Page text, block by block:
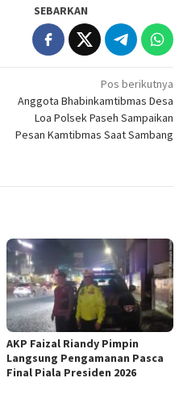
SEBARKAN
Pos berikutnya
Anggota Bhabinkamtibmas Desa
Loa Polsek Paseh Sampaikan
Pesan Kamtibmas Saat Sambang
AKP Faizal Riandy Pimpin
Langsung Pengamanan Pasca
Final Piala Presiden 2026